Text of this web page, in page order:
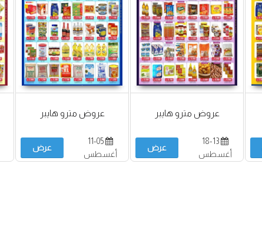
عروض مترو هايبر
18-13
أغسطس
عرض
عروض مترو هايبر
11-05
أغسطس
عرض